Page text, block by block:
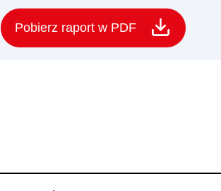
Pobierz raport w PDF